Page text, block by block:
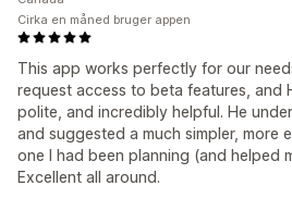
This app works perfectly for our
request access to beta features, and
polite, and incredibly helpful. He
and suggested a much simpler, more
one I had been planning (and helped
Excellent all around.
Cirka en måned bruger appen